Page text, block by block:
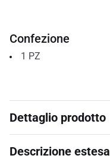
Confezione
1 PZ
Dettaglio prodotto
Descrizione estesa